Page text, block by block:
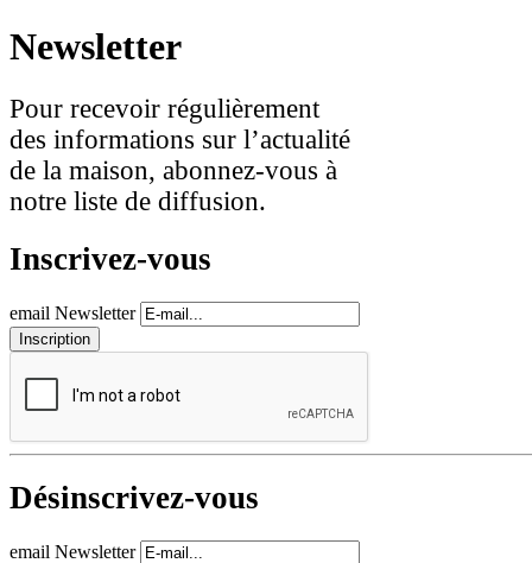
Newsletter
Pour recevoir régulièrement
des informations sur l’actualité
de la maison, abonnez-vous à
notre liste de diffusion.
Inscrivez-vous
email Newsletter
Désinscrivez-vous
email Newsletter